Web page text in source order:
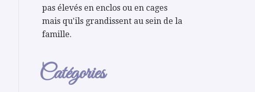
pas élevés en enclos ou en cages
mais qu'ils grandissent au sein de la
famille.
Catégories